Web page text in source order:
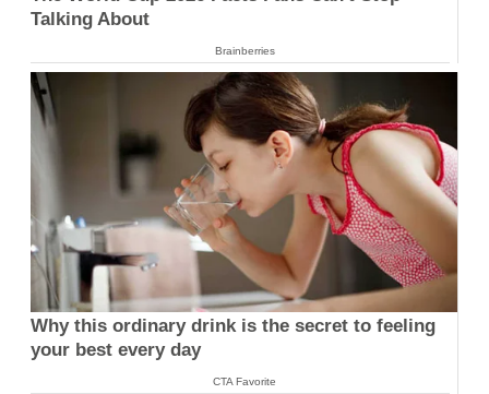
Talking About
Brainberries
Why this ordinary drink is the secret to feeling
your best every day
CTA Favorite